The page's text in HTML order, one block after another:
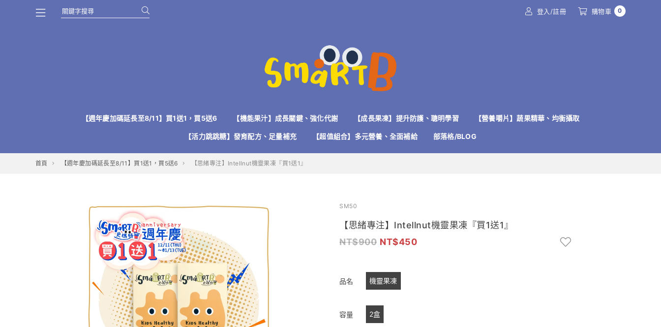
登入/註冊 購物車 0
【週年慶加碼延長至8/11】買1送1，買5送6 【機能果汁】成長關鍵、強化代謝 【成長果凍】提升防護、聰明學習 【營養嚼片】蔬果精華、均衡攝取
【活力跳跳糖】發育配方、足量補充 【超值組合】多元營養、全面補給 部落格/BLOG
首頁 【週年慶加碼延長至8/11】買1送1，買5送6 【思緒專注】Intellnut機靈果凍『買1送1』
SM50
【思緒專注】Intellnut機靈果凍『買1送1』
900
450
品名 機靈果凍
容量 2盒